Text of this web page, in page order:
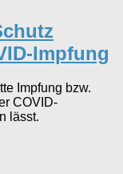
Impfung
Impfung bzw.
COVID-
lässt.